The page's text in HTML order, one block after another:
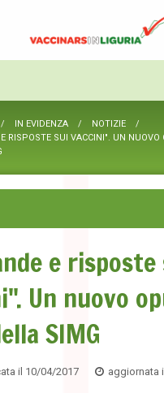
IN EVIDENZA
NOTIZIE
RISPOSTE SUI VACCINI". UN NUOVO
e risposte
Un nuovo
SIMG
il 10/04/2017 aggiornata